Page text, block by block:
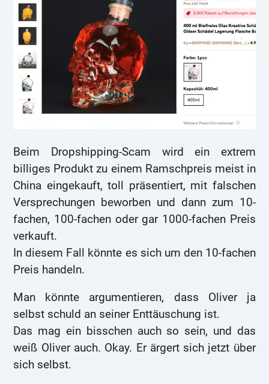
Beim Dropshipping-Scam wird ein extrem
billiges Produkt zu einem Ramschpreis meist in
China eingekauft, toll präsentiert, mit falschen
Versprechungen beworben und dann zum 10-
fachen, 100-fachen oder gar 1000-fachen Preis
verkauft.
In diesem Fall könnte es sich um den 10-fachen
Preis handeln.
Man könnte argumentieren, dass Oliver ja
selbst schuld an seiner Enttäuschung ist.
Das mag ein bisschen auch so sein, und das
weiß Oliver auch. Okay. Er ärgert sich jetzt über
sich selbst.